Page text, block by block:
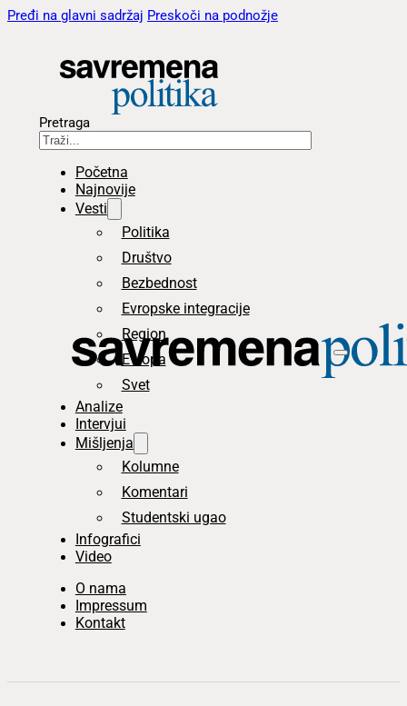
Pređi na glavni sadržaj Preskoči na podnožje
Pretraga
Početna
Najnovije
Vesti
Politika
Društvo
Bezbednost
Evropske integracije
Region
Evropa
Svet
Analize
Intervjui
Mišljenja
Kolumne
Komentari
Studentski ugao
Infografici
Video
O nama
Impressum
Kontakt